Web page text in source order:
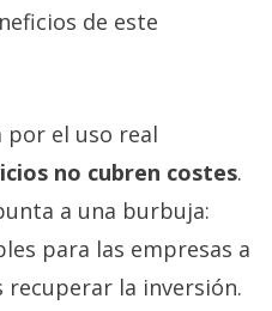
de este
por el uso real
no cubren costes.
a una burbuja:
para las empresas a
recuperar la inversión.